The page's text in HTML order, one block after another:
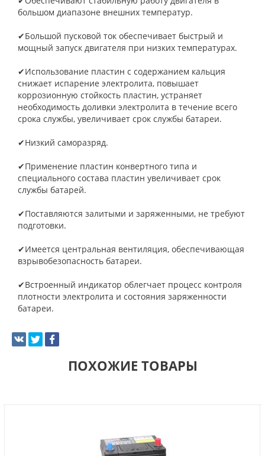
большом диапазоне внешних температур.
✔Большой пусковой ток обеспечивает быстрый и
мощный запуск двигателя при низких температурах.
✔Использование пластин с содержанием кальция
снижает испарение электролита, повышает
коррозионную стойкость пластин, устраняет
необходимость доливки электролита в течение всего
срока службы, увеличивает срок службы батареи.
✔Низкий саморазряд.
✔Применение пластин конвертного типа и
специального состава пластин увеличивает срок
службы батарей.
✔Поставляются залитыми и заряженными, не требуют
подготовки.
✔Имеется центральная вентиляция, обеспечивающая
взрывобезопасность батареи.
✔Встроенный индикатор облегчает процесс контроля
плотности электролита и состояния заряженности
батареи.
ПОХОЖИЕ ТОВАРЫ